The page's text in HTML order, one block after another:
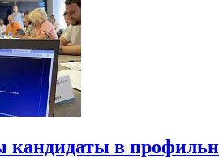
кандидаты в